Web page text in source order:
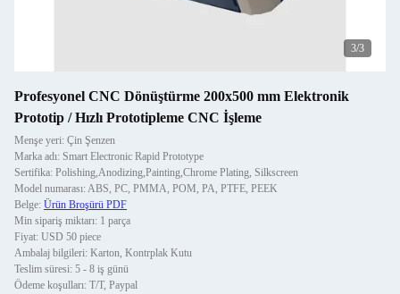
1/3
Profesyonel CNC Dönüştürme 200x500 mm Elektronik
Prototip / Hızlı Prototipleme CNC İşleme
Menşe yeri: Çin Şenzen
Marka adı: Smart Electronic Rapid Prototype
Sertifika: Polishing,Anodizing,Painting,Chrome Plating, Silkscreen
Model numarası: ABS, PC, PMMA, POM, PA, PTFE, PEEK
Belge: Ürün Broşürü PDF
Min sipariş miktarı: 1 parça
Fiyat: USD 50 piece
Ambalaj bilgileri: Karton, Kontrplak Kutu
Teslim süresi: 5 - 8 iş günü
Ödeme koşulları: T/T, Paypal